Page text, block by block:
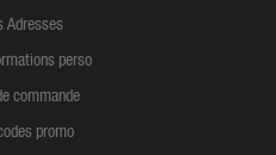
Adresses
perso
commande
promo